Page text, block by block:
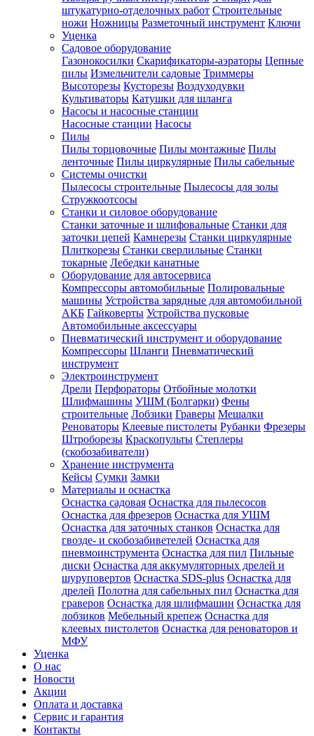
штукатурно-отделочных работ Строительные
ножи Ножницы Разметочный инструмент Ключи
Уценка
Садовое оборудование
Газонокосилки Скарификаторы-аэраторы Цепные
пилы Измельчители садовые Триммеры
Высоторезы Кусторезы Воздуходувки
Культиваторы Катушки для шланга
Насосы и насосные станции
Насосные станции Насосы
Пилы
Пилы торцовочные Пилы монтажные Пилы
ленточные Пилы циркулярные Пилы сабельные
Системы очистки
Пылесосы строительные Пылесосы для золы
Стружкоотсосы
Станки и силовое оборудование
Станки заточные и шлифовальные Станки для
заточки цепей Камнерезы Станки циркулярные
Плиткорезы Станки сверлильные Станки
токарные Лебедки канатные
Оборудование для автосервиса
Компрессоры автомобильные Полировальные
машины Устройства зарядные для автомобильной
АКБ Гайковерты Устройства пусковые
Автомобильные аксессуары
Пневматический инструмент и оборудование
Компрессоры Шланги Пневматический
инструмент
Электроинструмент
Дрели Перфораторы Отбойные молотки
Шлифмашины УШМ (Болгарки) Фены
строительные Лобзики Граверы Мешалки
Реноваторы Клеевые пистолеты Рубанки Фрезеры
Штроборезы Краскопульты Степлеры
(скобозабиватели)
Хранение инструмента
Кейсы Сумки Замки
Материалы и оснастка
Оснастка садовая Оснастка для пылесосов
Оснастка для фрезеров Оснастка для УШМ
Оснастка для заточных станков Оснастка для
гвозде- и скобозабиветелей Оснастка для
пневмоинструмента Оснастка для пил Пильные
диски Оснастка для аккумуляторных дрелей и
шуруповертов Оснастка SDS-plus Оснастка для
дрелей Полотна для сабельных пил Оснастка для
граверов Оснастка для шлифмашин Оснастка для
лобзиков Мебельный крепеж Оснастка для
клеевых пистолетов Оснастка для реноваторов и
МФУ
Уценка
О нас
Новости
Акции
Оплата и доставка
Сервис и гарантия
Контакты